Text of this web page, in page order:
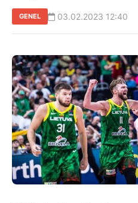
GENEL 03.02.2023 12:40